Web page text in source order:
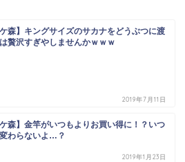
ケ森】キングサイズのサカナをどうぶつに渡
贅沢すぎやしませんかｗｗｗ
2019年7月11日
ケ森】金竿がいつもよりお買い得に！？いつ
わらないよ…？
2019年1月23日